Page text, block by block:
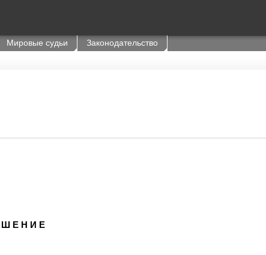
Мировые судьи Законодательство
Ш Е Н И Е